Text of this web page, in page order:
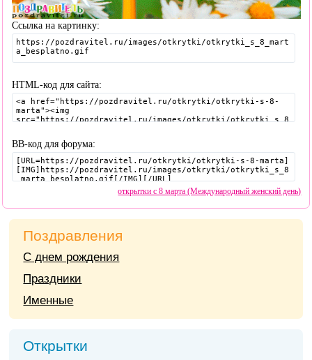
Ссылка на картинку:
HTML-код для сайта:
BB-код для форума:
открытки с 8 марта (Международный женский день)
Поздравления
С днем рождения
Праздники
Именные
Открытки